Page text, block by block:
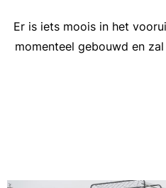
Er is iets moois in het
momenteel gebouwd en